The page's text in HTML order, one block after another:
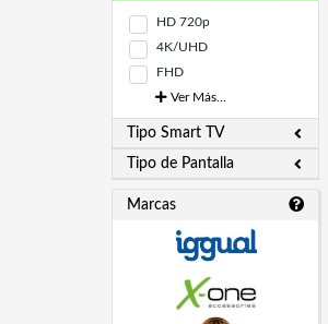
HD 720p
4K/UHD
FHD
Ver Más...
Tipo Smart TV
Tipo de Pantalla
Marcas